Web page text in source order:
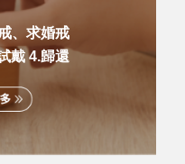
、求婚戒
戴 4.歸還